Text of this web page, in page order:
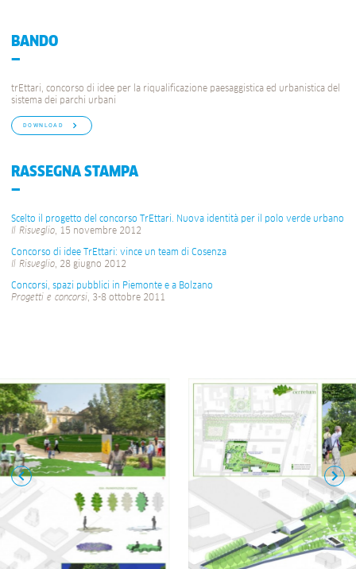
BANDO
trEttari, concorso di idee per la riqualificazione paesaggistica ed urbanistica del
sistema dei parchi urbani
DOWNLOAD
RASSEGNA STAMPA
Scelto il progetto del concorso TrEttari. Nuova identità per il polo verde urbano
Il Risveglio, 15 novembre 2012
Concorso di idee TrEttari: vince un team di Cosenza
Il Risveglio, 28 giugno 2012
Concorsi, spazi pubblici in Piemonte e a Bolzano
Progetti e concorsi, 3-8 ottobre 2011